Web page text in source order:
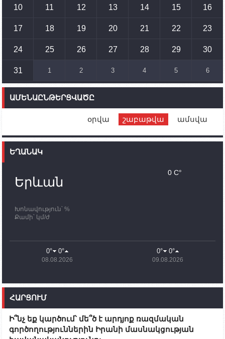
սպառնալիքները կասեցնելու համար. իսպանացի
պատգամավորը Գորիսում է
14:54 02.10.2023
տեղակայված հայկական դիրքերի անձնակազմի
համար սնունդ տեղափոխող մեքենայի
ունեն. կիպրոսցի խորհրդարանականը՝ Ալեն
Ֆրանսիայի ԱԳ նախարարը կայցելի Հայաստան
պատասխանատուներ կմնան ԼՂ-ում՝ մինչև
որոնողափրկարարական աշխատանքների
11:03
ՄԱԿ-ի առաքելությունը շատ, շատ, շատ օգտակար
Ադրբեջանի փոխվարչապետն այսօր կմեկնի
Ստեփանակերտ
10:07 02.10.2023
09:38 02.10.2023
Խումբն Արցախում կմնա` մինչև զոհվածների
10 11 12 13 14 15 16
17 18 19 20 21 22 23
24 25 26 27 28 29 30
31 1 2 3 4 5 6
ԱՄԵՆԱԸՆԹԵՐՑՎԱԾԸ
օրվա շաբաթվա ամսվա
ԵՂԱՆԱԿ
Երևան
Խոնավություն՝ %
Քամի՝ կմ/ժ
0 C°
0° 0°
08.08.2026
0° 0°
09.08.2026
ՀԱՐՑՈՒՄ
Ի՞նչ եք կարծում՝ մե՞ծ է արդյոք ռազմական
գործողություններին Իրանի մասնակցության